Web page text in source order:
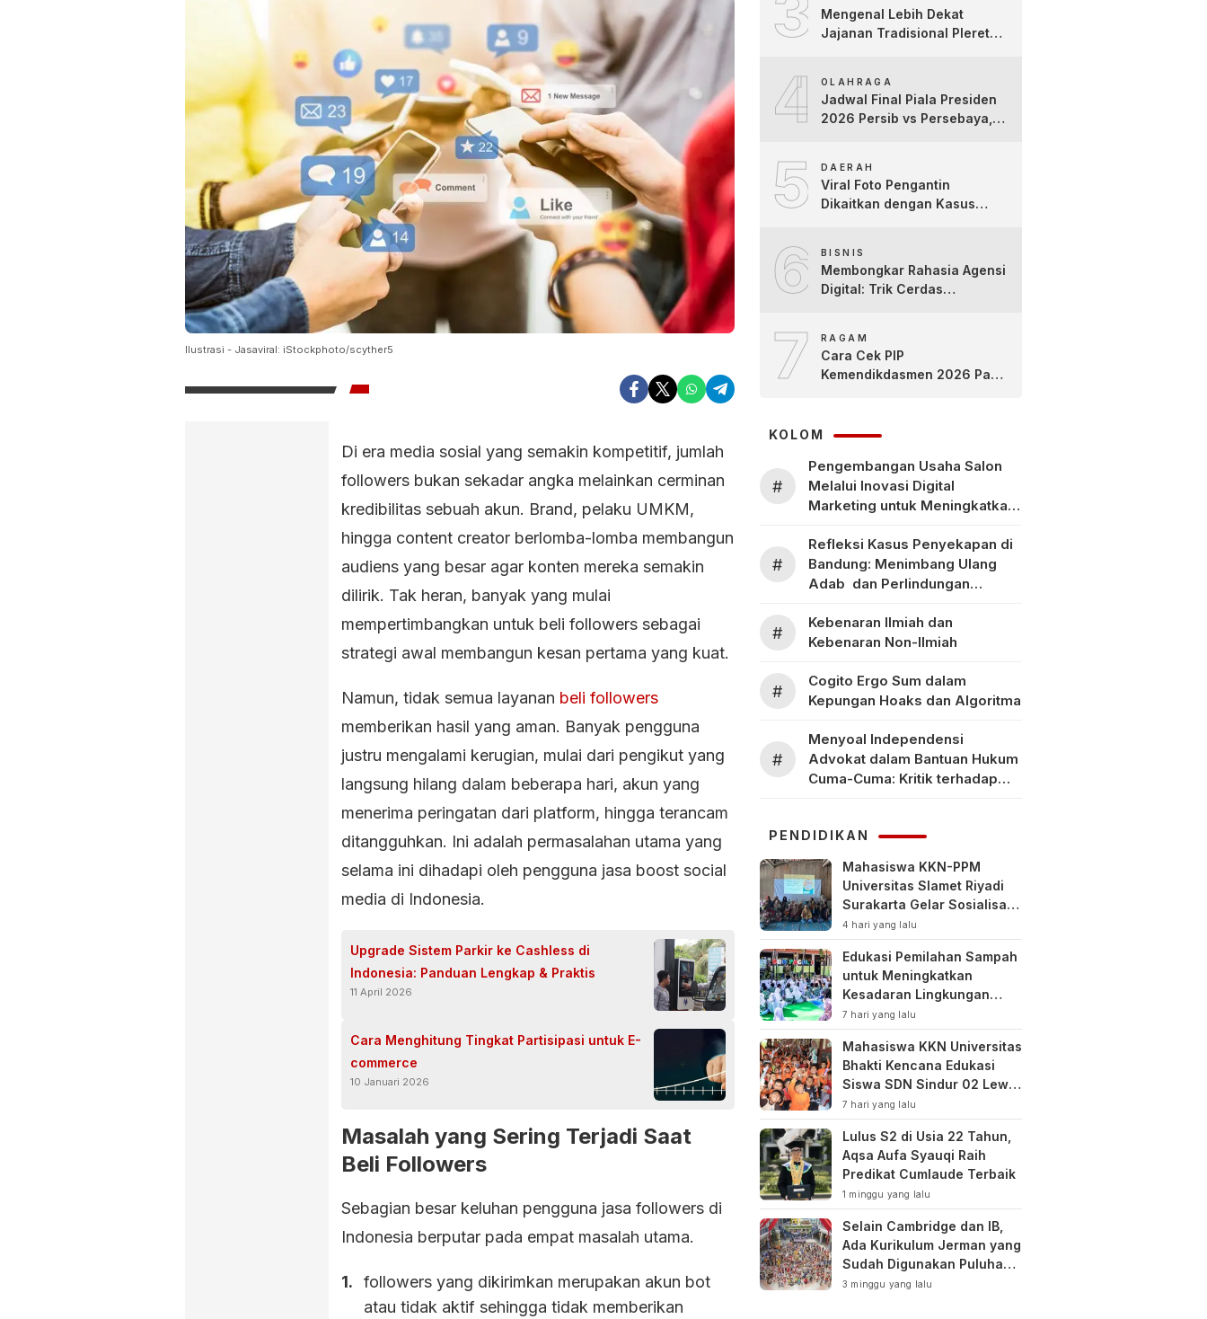
Ilustrasi - Jasaviral: iStockphoto/scyther5
Di era media sosial yang semakin kompetitif, jumlah
followers bukan sekadar angka melainkan cerminan
kredibilitas sebuah akun. Brand, pelaku UMKM,
hingga content creator berlomba-lomba membangun
audiens yang besar agar konten mereka semakin
dilirik. Tak heran, banyak yang mulai
mempertimbangkan untuk beli followers sebagai
strategi awal membangun kesan pertama yang kuat.
Namun, tidak semua layanan beli followers
memberikan hasil yang aman. Banyak pengguna
justru mengalami kerugian, mulai dari pengikut yang
langsung hilang dalam beberapa hari, akun yang
menerima peringatan dari platform, hingga terancam
ditangguhkan. Ini adalah permasalahan utama yang
selama ini dihadapi oleh pengguna jasa boost social
media di Indonesia.
Upgrade Sistem Parkir ke Cashless di
Indonesia: Panduan Lengkap & Praktis
11 April 2026
Cara Menghitung Tingkat Partisipasi untuk E-
commerce
10 Januari 2026
Masalah yang Sering Terjadi Saat
Beli Followers
Sebagian besar keluhan pengguna jasa followers di
Indonesia berputar pada empat masalah utama.
followers yang dikirimkan merupakan akun bot
atau tidak aktif sehingga tidak memberikan
Mengenal Lebih Dekat
Jajanan Tradisional Pleret
4 OLAHRAGA
Jadwal Final Piala Presiden
2026 Persib vs Persebaya,
5 DAERAH
Viral Foto Pengantin
Dikaitkan dengan Kasus
6 BISNIS
Membongkar Rahasia Agensi
Digital: Trik Cerdas
7 RAGAM
Cara Cek PIP
Kemendikdasmen 2026 Pakai
KOLOM
#
Pengembangan Usaha Salon
Melalui Inovasi Digital
Marketing untuk Meningkatkan
Salon Mitra, Selong Lombok
Timur
#
Refleksi Kasus Penyekapan di
Bandung: Menimbang Ulang
Adab dan Perlindungan
#
Kebenaran Ilmiah dan
Kebenaran Non-Ilmiah
#
Cogito Ergo Sum dalam
Kepungan Hoaks dan Algoritma
#
Menyoal Independensi
Advokat dalam Bantuan Hukum
Cuma-Cuma: Kritik terhadap
PENDIDIKAN
Mahasiswa KKN-PPM
Universitas Slamet Riyadi
Surakarta Gelar Sosialisasi
Pengelolaan Keuangan
Keluarga
4 hari yang lalu
Edukasi Pemilahan Sampah
untuk Meningkatkan
Kesadaran Lingkungan
Sejak Dini di SDN Pacul 1
dan TK Kartini
7 hari yang lalu
Mahasiswa KKN Universitas
Bhakti Kencana Edukasi
Siswa SDN Sindur 02 Lewat
Program SIGERCEP
7 hari yang lalu
Lulus S2 di Usia 22 Tahun,
Aqsa Aufa Syauqi Raih
Predikat Cumlaude Terbaik
1 minggu yang lalu
Selain Cambridge dan IB,
Ada Kurikulum Jerman yang
Sudah Digunakan Puluhan
Tahun di Indonesia
3 minggu yang lalu